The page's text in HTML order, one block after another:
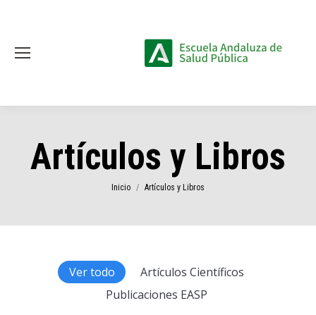
Artículos y Libros
Estás aquí:
Inicio Artículos y Libros
Ver todo
Artículos Científicos
Publicaciones EASP